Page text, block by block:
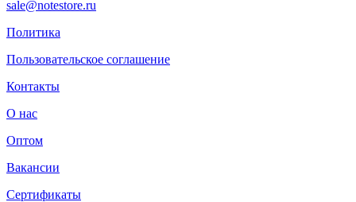
sale@notestore.ru
Политика
Пользовательское соглашение
Контакты
О нас
Оптом
Вакансии
Сертификаты